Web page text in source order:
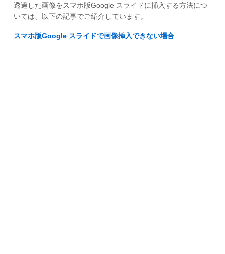
透過した画像をスマホ版Google スライドに挿入する方法につ
いては、以下の記事でご紹介しています。
スマホ版Google スライドで画像挿入できない場合